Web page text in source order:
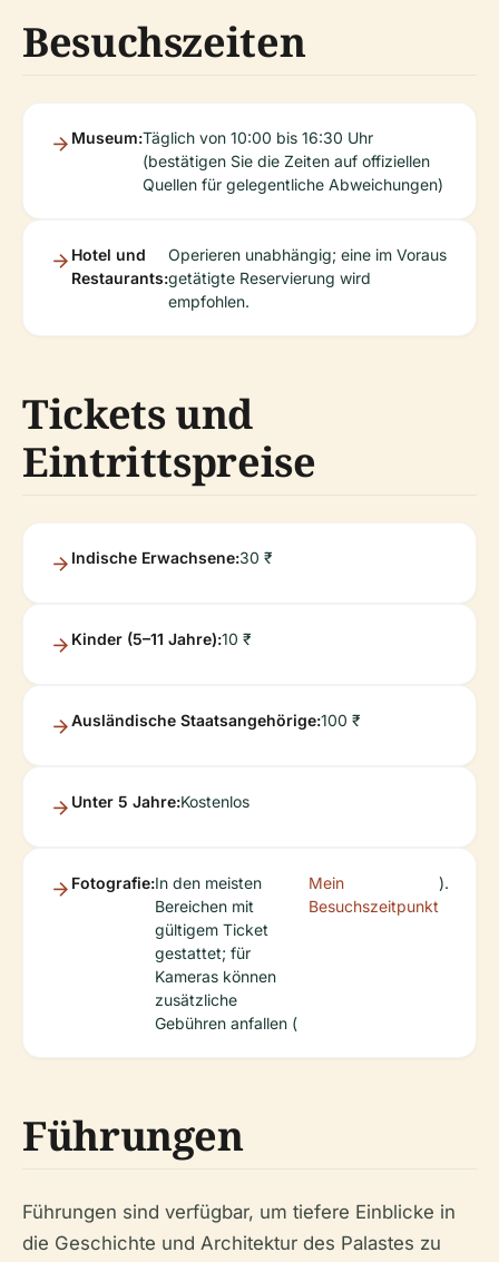
Besuchszeiten
Museum:Täglich von 10:00 bis 16:30 Uhr
(bestätigen Sie die Zeiten auf offiziellen
Quellen für gelegentliche Abweichungen)
Hotel und
Restaurants:
Operieren unabhängig; eine im Voraus
getätigte Reservierung wird
empfohlen.
Tickets und
Eintrittspreise
Indische Erwachsene:30 ₹
Kinder (5–11 Jahre):10 ₹
Ausländische Staatsangehörige:100 ₹
Unter 5 Jahre:Kostenlos
Fotografie:In den meisten
Bereichen mit
gültigem Ticket
gestattet; für
Kameras können
zusätzliche
Gebühren anfallen (
Mein
Besuchszeitpunkt
).
Führungen
Führungen sind verfügbar, um tiefere Einblicke in
die Geschichte und Architektur des Palastes zu